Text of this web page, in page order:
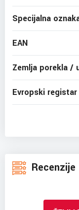
Specijalna
EAN
Zemlja porekla /
Evropski
Recenzije